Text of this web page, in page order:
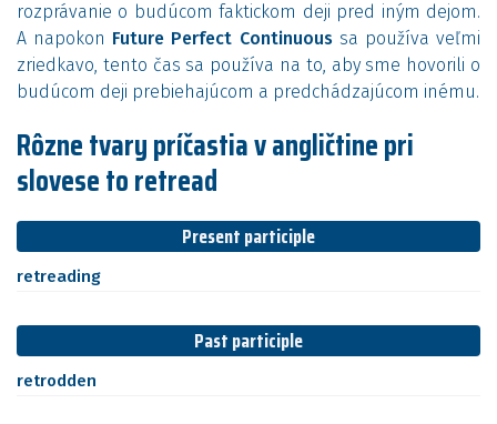
rozprávanie o budúcom faktickom deji pred iným dejom.
A napokon Future Perfect Continuoussa používa veľmi
zriedkavo, tento čas sa používa na to, aby sme hovorili o
budúcom deji prebiehajúcom a predchádzajúcom inému.
Rôzne tvary príčastia v angličtine pri
slovese to retread
Present participle
retreading
Past participle
retrodden